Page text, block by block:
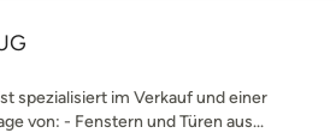
spezialisiert im Verkauf und einer
von: - Fenstern und Türen aus...